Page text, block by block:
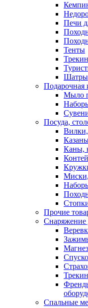
Печи
Тенты
Шатры
Подарочная
Мыло
Посуда,
Каны,
Прочие
Снаряжение
Спальные